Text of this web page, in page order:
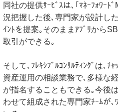
同社の提供ｻｰﾋﾞｽは､｢ﾏﾈｰﾌｫﾜｰﾄ
況把握した後､専門家が設計し
ｲﾝﾄを提案｡そのままｱﾌﾟﾘから
取引ができる｡
そして､ﾌﾚｷｼﾌﾞﾙｺﾝｻﾙﾃｨﾝｸﾞは､ﾁ
資産運用の相談業務で､多様な
が指名することもできる｡今後
わせて組成された専門家ﾁｰﾑが､